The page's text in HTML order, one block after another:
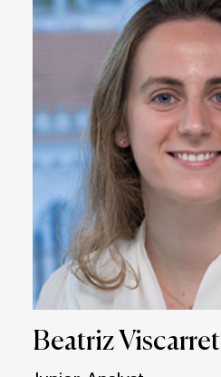
Beatriz Viscarret